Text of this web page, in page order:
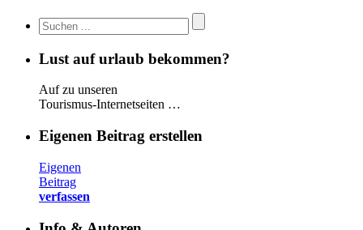
Lust auf urlaub bekommen?
Auf zu unseren
Tourismus-Internetseiten …
Eigenen Beitrag erstellen
Eigenen
Beitrag
verfassen